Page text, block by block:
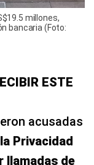
millones,
bancaria (Foto:
ESTE
acusadas
Privacidad
llamadas de